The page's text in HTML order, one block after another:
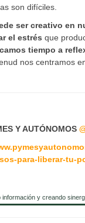
son difíciles.
ser creativo en
el estrés que
tiempo a
nos centramos
Y AUTÓNOMOS
para-liberar-tu-
información y creando